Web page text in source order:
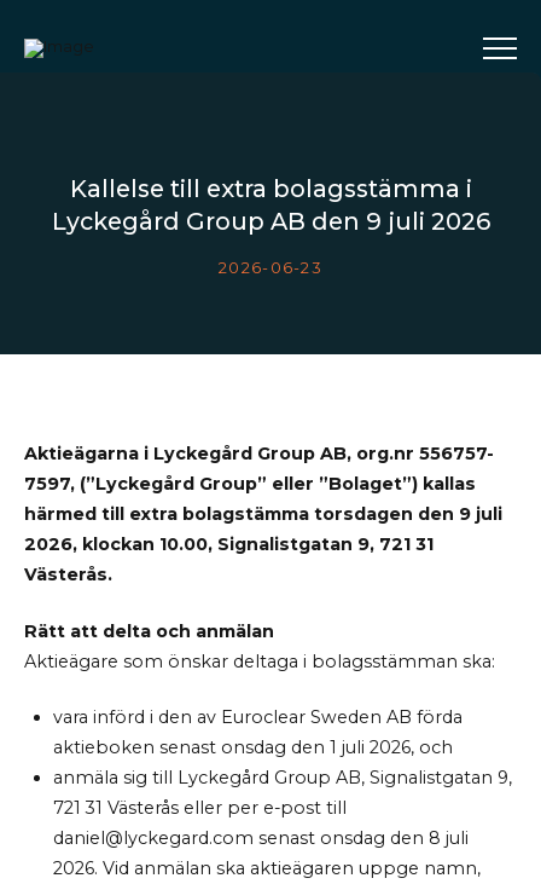
Kallelse till extra bolagsstämma i
Lyckegård Group AB den 9 juli 2026
2026-06-23
Aktieägarna i Lyckegård Group AB, org.nr 556757-
7597, (”Lyckegård Group” eller ”Bolaget”) kallas
härmed till extra bolagstämma torsdagen den 9 juli
2026, klockan 10.00, Signalistgatan 9, 721 31
Västerås.
Rätt att delta och anmälan
Aktieägare som önskar deltaga i bolagsstämman ska:
vara införd i den av Euroclear Sweden AB förda
aktieboken senast onsdag den 1 juli 2026, och
anmäla sig till Lyckegård Group AB, Signalistgatan 9,
721 31 Västerås eller per e-post till
daniel@lyckegard.com senast onsdag den 8 juli
2026. Vid anmälan ska aktieägaren uppge namn,